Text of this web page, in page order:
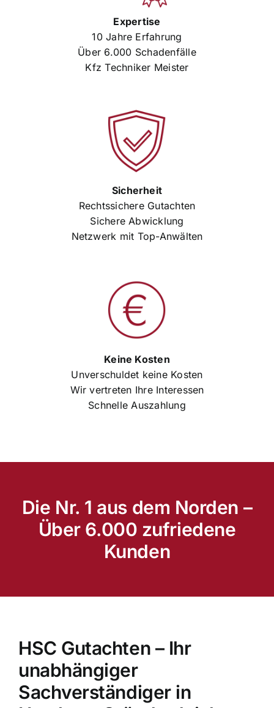
Expertise
10 Jahre Erfahrung
Über 6.000 Schadenfälle
Kfz Techniker Meister
Sicherheit
Rechtssichere Gutachten
Sichere Abwicklung
Netzwerk mit Top-Anwälten
Keine Kosten
Unverschuldet keine Kosten
Wir vertreten Ihre Interessen
Schnelle Auszahlung
Die Nr. 1 aus dem Norden –
Über 6.000 zufriedene
Kunden
HSC Gutachten – Ihr
unabhängiger
Sachverständiger in